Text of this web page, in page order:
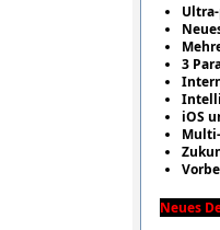
3
iOS
Neues